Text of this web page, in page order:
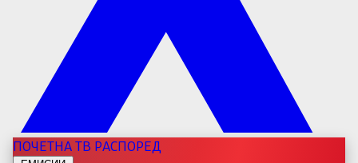
ПОЧЕТНАТВ РАСПОРЕД